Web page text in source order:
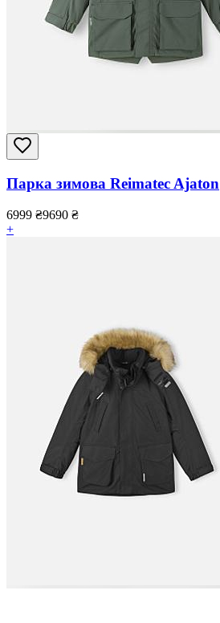
Парка зимова Reimatec Ajaton
6999 ₴9690 ₴
+